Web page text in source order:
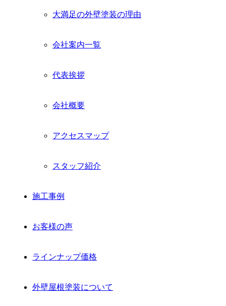
大満足の外壁塗装の理由
会社案内一覧
代表挨拶
会社概要
アクセスマップ
スタッフ紹介
施工事例
お客様の声
ラインナップ価格
外壁屋根塗装について